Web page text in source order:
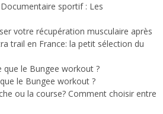
Documentaire sportif : Les
votre récupération musculaire après
trail en France: la petit sélection du
que le Bungee workout ?
le Bungee workout ?
ou la course? Comment choisir entre